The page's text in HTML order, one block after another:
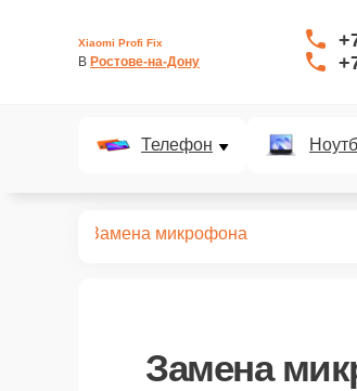
Xiaomi Profi Fix
В Ростове-на-Дону
Телефон
Замена микрофона
Замена